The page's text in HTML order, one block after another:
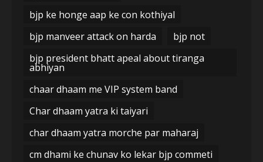
bjp ke honge aap ke con kothiyal
bjp manveer attack on harda
bjp not
bjp president bhatt apeal about tiranga
abhiyan
chaar dhaam me VIP system band
Char dhaam yatra ki taiyari
char dhaam yatra morche par maharaj
cm dhami ke chunav ko lekar bjp commeti